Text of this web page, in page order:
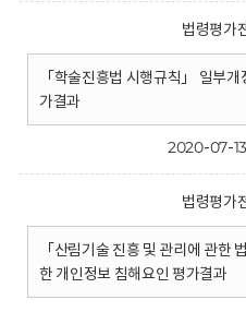
법령평가
「학술진흥법 시행규칙」 일부
가결과
2020-07-13
법령평가
「산림기술 진흥 및 관리에 관한
한 개인정보 침해요인 평가결과